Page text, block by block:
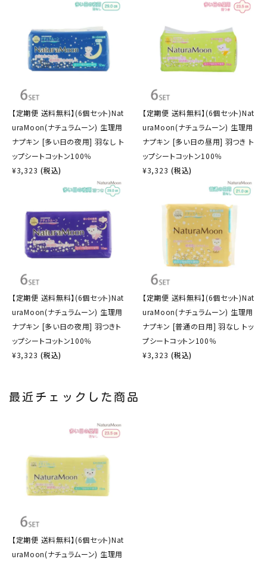
【定期便 送料無料】(6個セット)Nat
uraMoon(ナチュラムーン) 生理用
ナプキン [多い日の夜用] 羽なし ト
ップシートコットン100％
¥3,323 (税込)
【定期便 送料無料】(6個セット)Nat
uraMoon(ナチュラムーン) 生理用
ナプキン [多い日の昼用] 羽つき ト
ップシートコットン100％
¥3,323 (税込)
【定期便 送料無料】(6個セット)Nat
uraMoon(ナチュラムーン) 生理用
ナプキン [多い日の夜用] 羽つきト
ップシートコットン100％
¥3,323 (税込)
【定期便 送料無料】(6個セット)Nat
uraMoon(ナチュラムーン) 生理用
ナプキン [普通の日用] 羽なし トッ
プシートコットン100％
¥3,323 (税込)
最近チェックした商品
【定期便 送料無料】(6個セット)Nat
uraMoon(ナチュラムーン) 生理用